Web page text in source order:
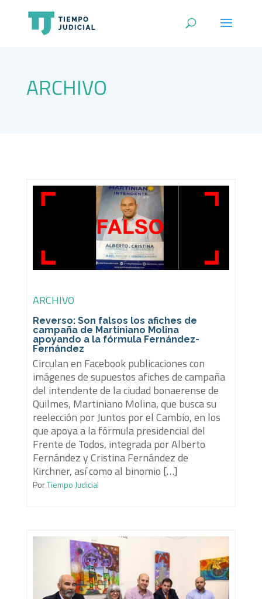
ARCHIVO
ARCHIVO
Reverso: Son falsos los afiches de
campaña de Martiniano Molina
apoyando a la fórmula Fernández-
Fernández
Circulan en Facebook publicaciones con
imágenes de supuestos afiches de campaña
del intendente de la ciudad bonaerense de
Quilmes, Martiniano Molina, que busca su
reelección por Juntos por el Cambio, en los
que apoya a la fórmula presidencial del
Frente de Todos, integrada por Alberto
Fernández y Cristina Fernández de
Kirchner, así como al binomio […]
PorTiempo Judicial